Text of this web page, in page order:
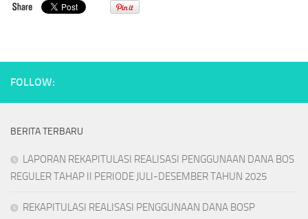
FOLLOW:
BERITA TERBARU
LAPORAN REKAPITULASI REALISASI PENGGUNAAN DANA BOS
REGULER TAHAP II PERIODE JULI-DESEMBER TAHUN 2025
REKAPITULASI REALISASI PENGGUNAAN DANA BOSP